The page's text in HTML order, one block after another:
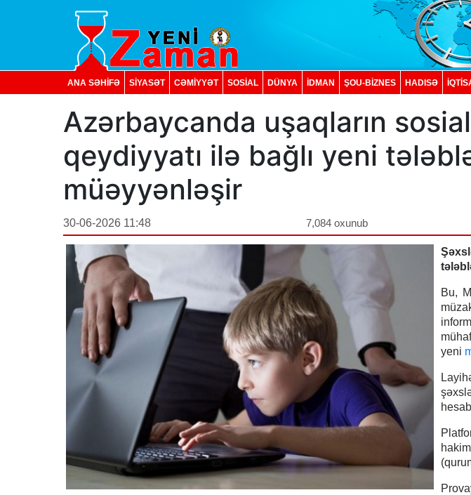
ANA SƏHİFƏ SİYASƏT CƏMİYYƏT SOSIAL DÜNYA İDMAN ŞOU-BİZNES HADISƏ
Azərbaycanda uşaqların
qeydiyyatı ilə bağlı yeni
müəyyənləşir
30-06-2026 11:48 7,084 oxunub
Bu,
yeni